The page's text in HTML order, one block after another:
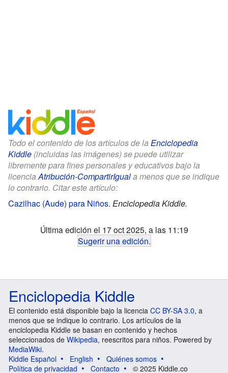
Todo el contenido de los artículos de la Enciclopedia
Kiddle (incluidas las imágenes) se puede utilizar
libremente para fines personales y educativos bajo la
licenciaAtribución-CompartirIguala menos que se indique
lo contrario. Citar este artículo:
Cazilhac (Aude) para Niños. Enciclopedia Kiddle.
Última edición el 17 oct 2025, a las 11:19
Sugerir una edición.
Enciclopedia Kiddle
El contenido está disponible bajo la licencia CC BY-SA 3.0, a
menos que se indique lo contrario. Los artículos de la
enciclopedia Kiddle se basan en contenido y hechos
seleccionados de Wikipedia, reescritos para niños. Powered by
MediaWiki.
Kiddle Español
English
Quiénes somos
Política de privacidad
Contacto © 2025 Kiddle.co